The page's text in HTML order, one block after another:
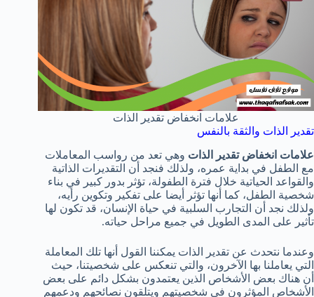
علامات انخفاض تقدير الذات
تقدير الذات والثقة بالنفس
علامات انخفاض تقدير الذات وهي تعد من رواسب المعاملات
مع الطفل في بداية عمره، ولذلك فنجد أن التقديرات الذاتية
والقواعد الحياتية خلال فترة الطفولة، تؤثر بدور كبير في بناء
شخصية الطفل، كما أنها تؤثر أيضا على تفكير وتكوين رأيه،
ولذلك نجد أن التجارب السلبية في حياة الإنسان، قد تكون لها
تأثير على المدى الطويل في جميع مراحل حياته.
وعندما نتحدث عن تقدير الذات يمكننا القول أنها تلك المعاملة
التي يعاملنا بها الآخرون، والتي تنعكس على شخصيتنا، حيث
أن هناك بعض الأشخاص الذين يعتمدون بشكل دائم على بعض
الأشخاص المؤثرون في شخصيتهم ويتلقون نصائحهم ودعمهم